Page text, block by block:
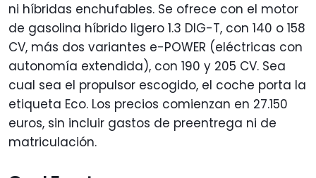
ni híbridas enchufables. Se ofrece con el motor
de gasolina híbrido ligero 1.3 DIG-T, con 140 o 158
CV, más dos variantes e-POWER (eléctricas con
autonomía extendida), con 190 y 205 CV. Sea
cual sea el propulsor escogido, el coche porta la
etiqueta Eco. Los precios comienzan en 27.150
euros, sin incluir gastos de preentrega ni de
matriculación.